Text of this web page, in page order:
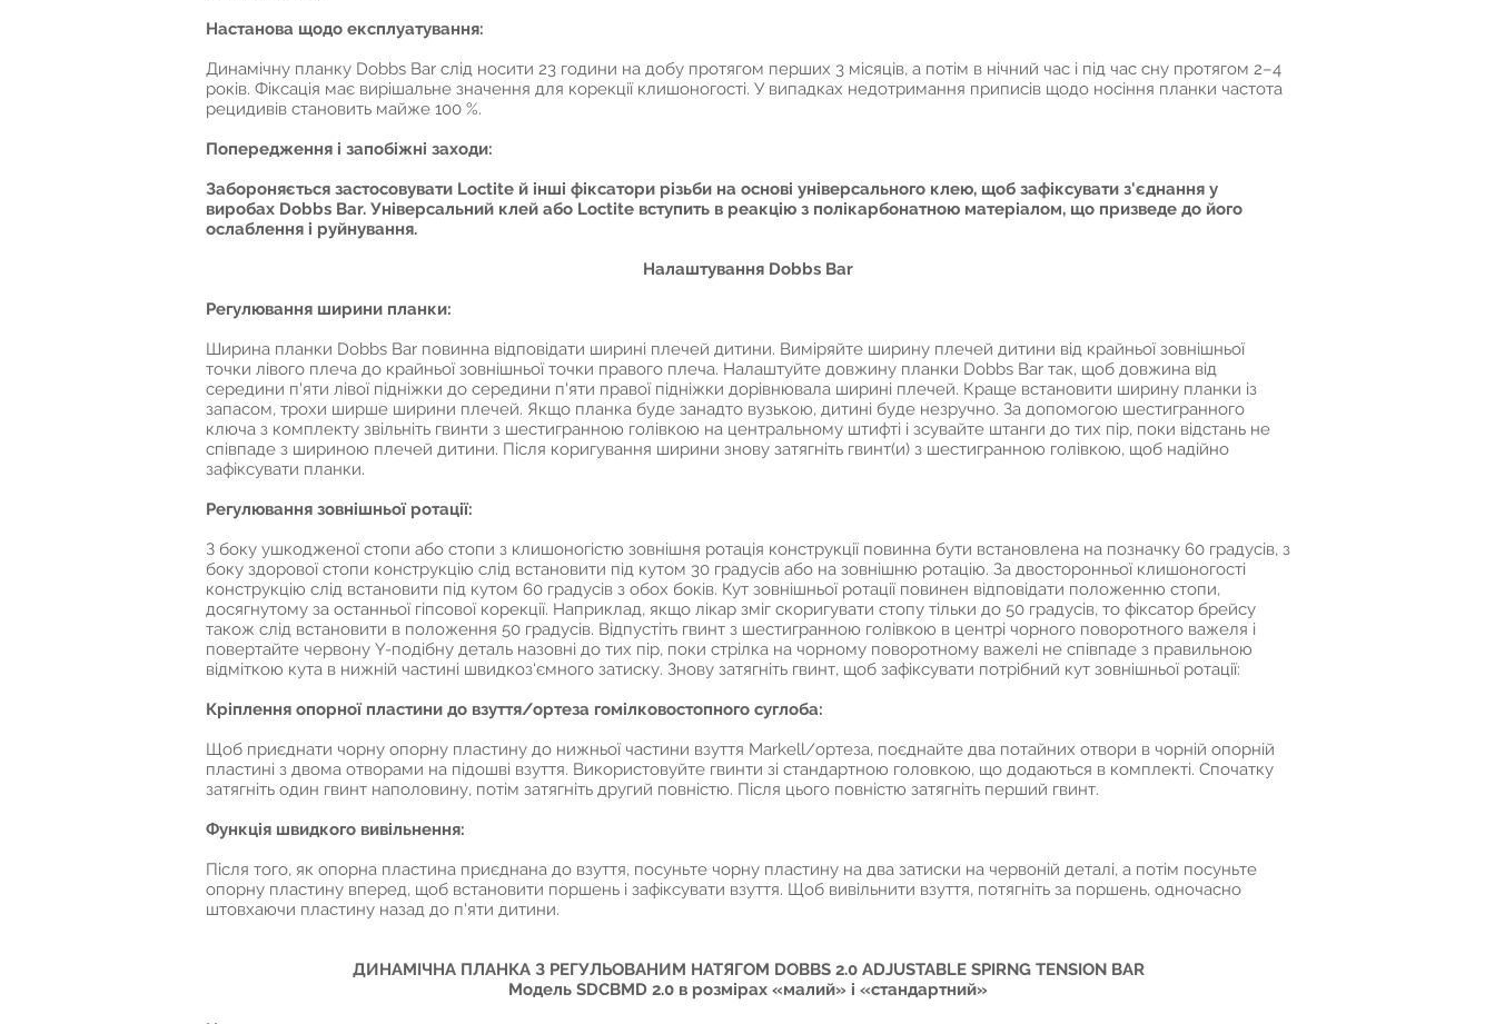
Настанова щодо експлуатування:
Динамічну планку Dobbs Bar слід носити 23 години на добу протягом перших 3 місяців, а потім в нічний час і під час сну протягом 2–4
років. Фіксація має вирішальне значення для корекції клишоногості. У випадках недотримання приписів щодо носіння планки частота
рецидивів становить майже 100 %.
Попередження і запобіжні заходи:
Забороняється застосовувати Loctite й інші фіксатори різьби на основі універсального клею, щоб зафіксувати з'єднання у
виробах Dobbs Bar. Універсальний клей або Loctite вступить в реакцію з полікарбонатною матеріалом, що призведе до його
ослаблення і руйнування.
Налаштування Dobbs Bar
Регулювання ширини планки:
Ширина планки Dobbs Bar повинна відповідати ширині плечей дитини. Виміряйте ширину плечей дитини від крайньої зовнішньої
точки лівого плеча до крайньої зовнішньої точки правого плеча. Налаштуйте довжину планки Dobbs Bar так, щоб довжина від
середини п'яти лівої підніжки до середини п'яти правої підніжки дорівнювала ширині плечей. Краще встановити ширину планки із
запасом, трохи ширше ширини плечей. Якщо планка буде занадто вузькою, дитині буде незручно. За допомогою шестигранного
ключа з комплекту звільніть гвинти з шестигранною голівкою на центральному штифті і зсувайте штанги до тих пір, поки відстань не
співпаде з шириною плечей дитини. Після коригування ширини знову затягніть гвинт(и) з шестигранною голівкою, щоб надійно
зафіксувати планки.
Регулювання зовнішньої ротації:
З боку ушкодженої стопи або стопи з клишоногістю зовнішня ротація конструкції повинна бути встановлена на позначку 60 градусів, з
боку здорової стопи конструкцію слід встановити під кутом 30 градусів або на зовнішню ротацію. За двосторонньої клишоногості
конструкцію слід встановити під кутом 60 градусів з обох боків. Кут зовнішньої ротації повинен відповідати положенню стопи,
досягнутому за останньої гіпсової корекції. Наприклад, якщо лікар зміг скоригувати стопу тільки до 50 градусів, то фіксатор брейсу
також слід встановити в положення 50 градусів. Відпустіть гвинт з шестигранною голівкою в центрі чорного поворотного важеля і
повертайте червону Y-подібну деталь назовні до тих пір, поки стрілка на чорному поворотному важелі не співпаде з правильною
відміткою кута в нижній частині швидкоз'ємного затиску. Знову затягніть гвинт, щоб зафіксувати потрібний кут зовнішньої ротації:
Кріплення опорної пластини до взуття/ортеза гомілковостопного суглоба:
Щоб приєднати чорну опорну пластину до нижньої частини взуття Markell/ортеза, поєднайте два потайних отвори в чорній опорній
пластині з двома отворами на підошві взуття. Використовуйте гвинти зі стандартною головкою, що додаються в комплекті. Спочатку
затягніть один гвинт наполовину, потім затягніть другий повністю. Після цього повністю затягніть перший гвинт.
Функція швидкого вивільнення:
Після того, як опорна пластина приєднана до взуття, посуньте чорну пластину на два затиски на червоній деталі, а потім посуньте
опорну пластину вперед, щоб встановити поршень і зафіксувати взуття. Щоб вивільнити взуття, потягніть за поршень, одночасно
штовхаючи пластину назад до п'яти дитини.
ДИНАМІЧНА ПЛАНКА З РЕГУЛЬОВАНИМ НАТЯГОМ DOBBS 2.0 ADJUSTABLE SPIRNG TENSION BAR
Модель SDCBMD 2.0 в розмірах «малий» і «стандартний»